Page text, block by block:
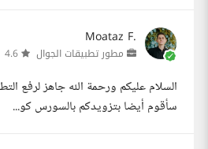
Moataz F.
مطور تطبيقات الجوال
السلام عليكم ورحمة الله جاهز لرفع
سأقوم أيضا بتزويدكم بالسورس كو...